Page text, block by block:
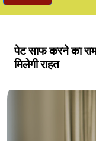
पेट साफ करने का
मिलेगी राहत